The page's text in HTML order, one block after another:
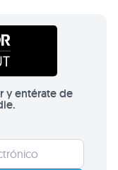
y entérate de